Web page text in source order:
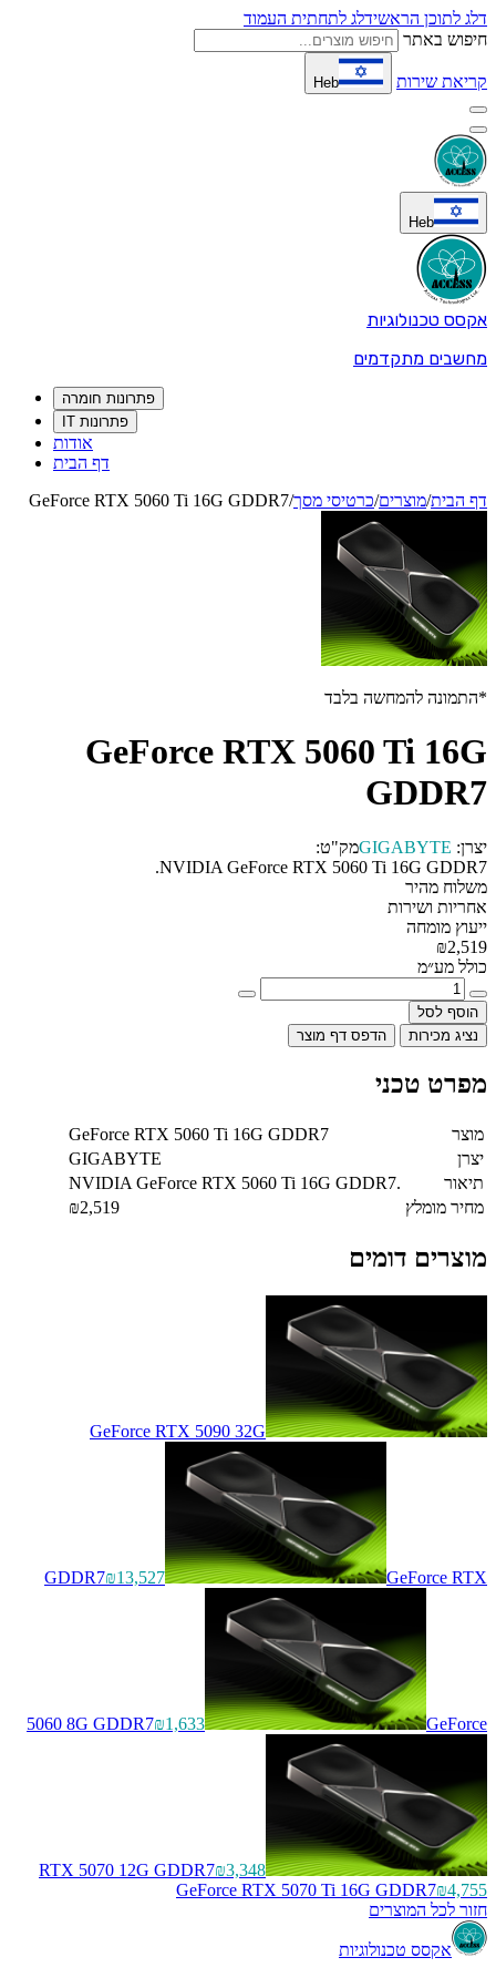
דלג לתוכן הראשידלג לתחתית העמוד
חיפוש באתר
קריאת שירות Heb
Heb
אקסס טכנולוגיות
מחשבים מתקדמים
פתרונות חומרה
פתרונות IT
אודות
דף הבית
דף הבית/מוצרים/כרטיסי מסך/
GeForce RTX 5060 Ti 16G GDDR7
*התמונה להמחשה בלבד
GeForce RTX 5060 Ti 16G
GDDR7
יצרן: GIGABYTEמק"ט:
NVIDIA GeForce RTX 5060 Ti 16G GDDR7.
משלוח מהיר
אחריות ושירות
ייעוץ מומחה
₪2,519
כולל מע״מ
הוסף לסל
נציג מכירות
הדפס דף מוצר
מפרט טכני
מוצר
GeForce RTX 5060 Ti 16G GDDR7
יצרן
GIGABYTE
תיאור
NVIDIA GeForce RTX 5060 Ti 16G GDDR7.
מחיר מומלץ
₪2,519
מוצרים דומים
GeForce RTX 5090 32G
GDDR7₪13,527 GeForce RTX
5060 8G GDDR7₪1,633 GeForce
RTX 5070 12G GDDR7₪3,348
GeForce RTX 5070 Ti 16G GDDR7₪4,755
חזור לכל המוצרים
אקסס טכנולוגיות